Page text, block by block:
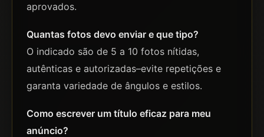
aprovados.
Quantas fotos devo enviar e que tipo?
O indicado são de 5 a 10 fotos nítidas,
autênticas e autorizadas–evite repetições e
garanta variedade de ângulos e estilos.
Como escrever um título eficaz para meu
anúncio?